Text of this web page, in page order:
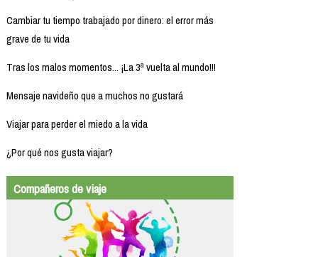
Cambiar tu tiempo trabajado por dinero: el error más
grave de tu vida
Tras los malos momentos... ¡La 3ª vuelta al mundo!!!
Mensaje navideño que a muchos no gustará
Viajar para perder el miedo a la vida
¿Por qué nos gusta viajar?
Compañeros de viaje